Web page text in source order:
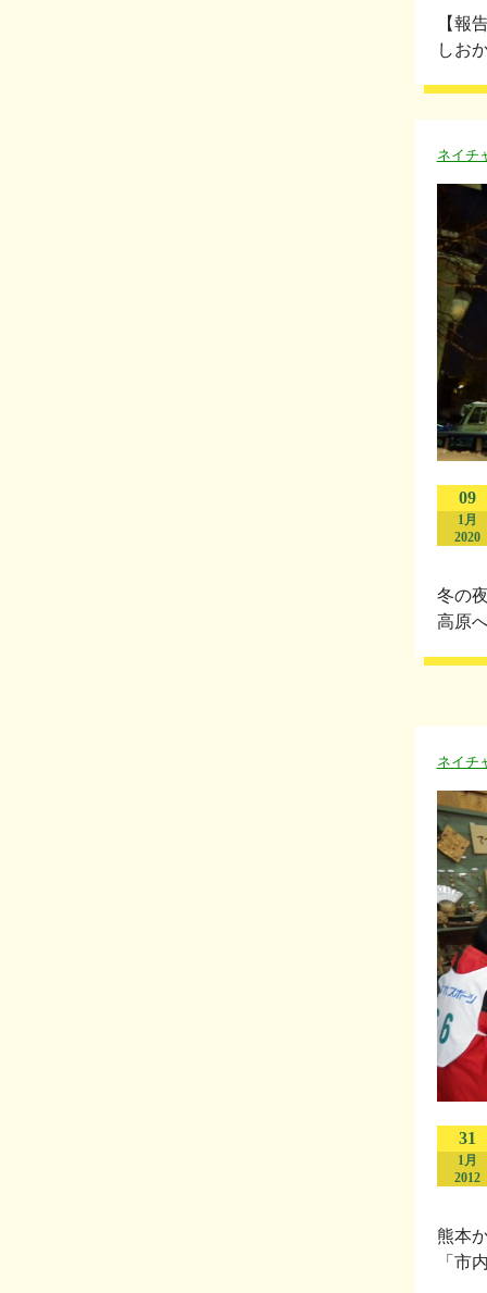
【報
しお
ネイチ
09
1月
2020
冬の
高原
ネイチ
31
1月
2012
熊本
「市